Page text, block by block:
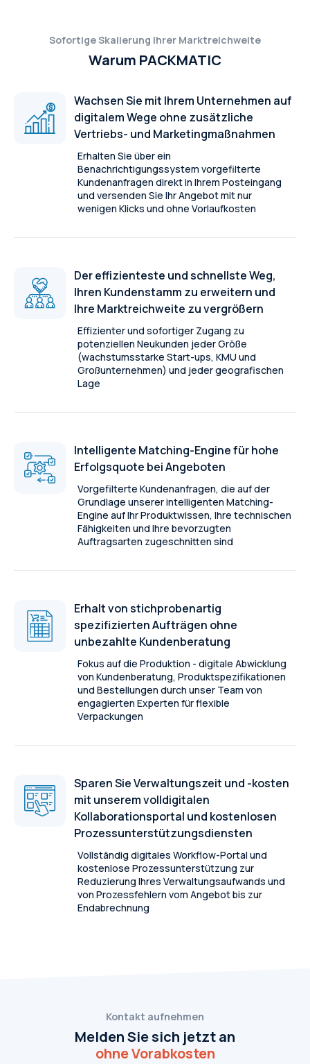
Sofortige Skalierung Ihrer Marktreichweite
Warum PACKMATIC
Wachsen Sie mit Ihrem Unternehmen auf
digitalem Wege ohne zusätzliche
Vertriebs- und Marketingmaßnahmen
Erhalten Sie über ein
Benachrichtigungssystem vorgefilterte
Kundenanfragen direkt in Ihrem Posteingang
und versenden Sie Ihr Angebot mit nur
wenigen Klicks und ohne Vorlaufkosten
Der effizienteste und schnellste Weg,
Ihren Kundenstamm zu erweitern und
Ihre Marktreichweite zu vergrößern
Effizienter und sofortiger Zugang zu
potenziellen Neukunden jeder Größe
(wachstumsstarke Start-ups, KMU und
Großunternehmen) und jeder geografischen
Lage
Intelligente Matching-Engine für hohe
Erfolgsquote bei Angeboten
Vorgefilterte Kundenanfragen, die auf der
Grundlage unserer intelligenten Matching-
Engine auf Ihr Produktwissen, Ihre technischen
Fähigkeiten und Ihre bevorzugten
Auftragsarten zugeschnitten sind
Erhalt von stichprobenartig
spezifizierten Aufträgen ohne
unbezahlte Kundenberatung
Fokus auf die Produktion - digitale Abwicklung
von Kundenberatung, Produktspezifikationen
und Bestellungen durch unser Team von
engagierten Experten für flexible
Verpackungen
Sparen Sie Verwaltungszeit und -kosten
mit unserem volldigitalen
Kollaborationsportal und kostenlosen
Prozessunterstützungsdiensten
Vollständig digitales Workflow-Portal und
kostenlose Prozessunterstützung zur
Reduzierung Ihres Verwaltungsaufwands und
von Prozessfehlern vom Angebot bis zur
Endabrechnung
Kontakt aufnehmen
Melden Sie sich jetzt an
ohne Vorabkosten